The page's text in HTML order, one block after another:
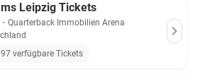
Leipzig Tickets
・ Quarterback Immobilien Arena
97 verfügbare Tickets